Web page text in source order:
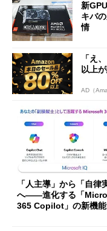
新
キバ
情
「え
以上
AD（
「人主導」から「自律
へ――進化する「
365 Copilot」の新機能